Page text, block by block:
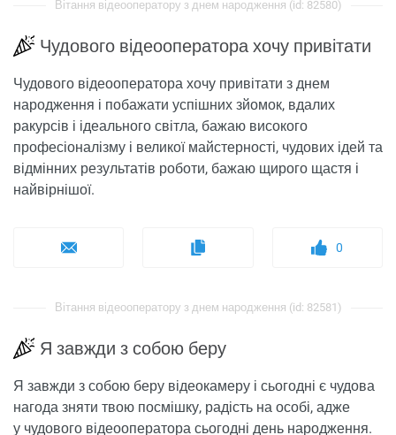
Вітання відеооператору з днем ​​народження (id: 82580)
Чудового відеооператора хочу привітати
Чудового відеооператора хочу привітати з днем ​​
народження і побажати успішних зйомок, вдалих
ракурсів і ідеального світла, бажаю високого
професіоналізму і великої майстерності, чудових ідей та
відмінних результатів роботи, бажаю щирого щастя і
найвірнішої.
0
Вітання відеооператору з днем ​​народження (id: 82581)
Я завжди з собою беру
Я завжди з собою беру відеокамеру і сьогодні є чудова
нагода зняти твою посмішку, радість на особі, адже
у чудового відеооператора сьогодні день народження.